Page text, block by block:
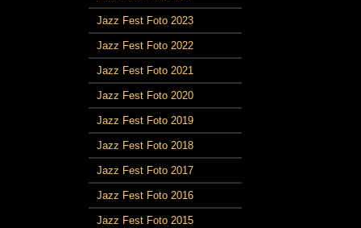
Jazz Fest Foto 2023
Jazz Fest Foto 2022
Jazz Fest Foto 2021
Jazz Fest Foto 2020
Jazz Fest Foto 2019
Jazz Fest Foto 2018
Jazz Fest Foto 2017
Jazz Fest Foto 2016
Jazz Fest Foto 2015